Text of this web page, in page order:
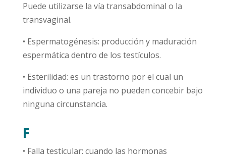
Puede utilizarse la vía transabdominal o la
transvaginal.
• Espermatogénesis: producción y maduración
espermática dentro de los testículos.
• Esterilidad: es un trastorno por el cual un
individuo o una pareja no pueden concebir bajo
ninguna circunstancia.
F
• Falla testicular: cuando las hormonas